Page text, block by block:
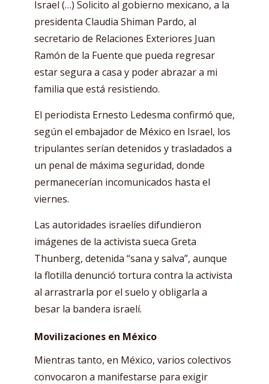
Israel (…) Solicito al gobierno mexicano, a la
presidenta Claudia Shiman Pardo, al
secretario de Relaciones Exteriores Juan
Ramón de la Fuente que pueda regresar
estar segura a casa y poder abrazar a mi
familia que está resistiendo.
El periodista Ernesto Ledesma confirmó que,
según el embajador de México en Israel, los
tripulantes serían detenidos y trasladados a
un penal de máxima seguridad, donde
permanecerían incomunicados hasta el
viernes.
Las autoridades israelíes difundieron
imágenes de la activista sueca Greta
Thunberg, detenida “sana y salva”, aunque
la flotilla denunció tortura contra la activista
al arrastrarla por el suelo y obligarla a
besar la bandera israelí.
Movilizaciones en México
Mientras tanto, en México, varios colectivos
convocaron a manifestarse para exigir